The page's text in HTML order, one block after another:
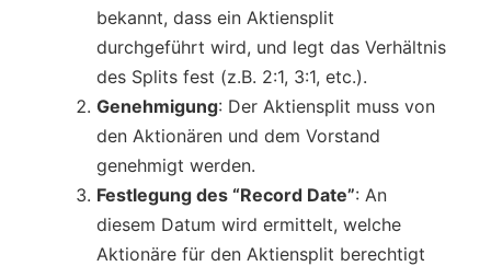
bekannt, dass ein Aktiensplit
durchgeführt wird, und legt das Verhältnis
des Splits fest (z.B. 2:1, 3:1, etc.).
Genehmigung: Der Aktiensplit muss von
den Aktionären und dem Vorstand
genehmigt werden.
Festlegung des “Record Date”: An
diesem Datum wird ermittelt, welche
Aktionäre für den Aktiensplit berechtigt